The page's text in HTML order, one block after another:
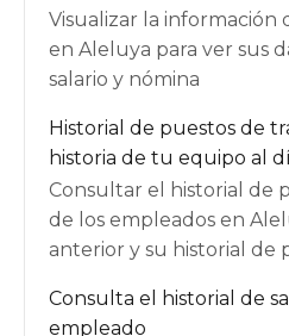
Visualizar la información
en Aleluya para ver sus
salario y nómina
Historial de puestos de
historia de tu equipo al
Consultar el historial de
de los empleados en
anterior y su historial de
Consulta el historial de
empleado